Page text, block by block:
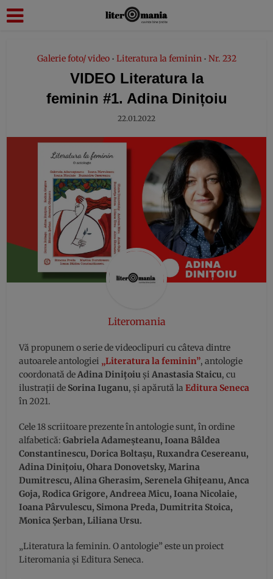
Galerie foto/ video • Literatura la feminin • Nr. 232
VIDEO Literatura la
feminin #1. Adina Dinițoiu
22.01.2022
Literomania
Vă propunem o serie de videoclipuri cu câteva dintre
autoarele antologiei „Literatura la feminin”, antologie
coordonată deAdina DinițoiușiAnastasia Staicu, cu
ilustrații de Sorina Iuganu, și apărută laEditura Seneca
în 2021.
Cele 18 scriitoare prezente în antologie sunt, în ordine
alfabetică:Gabriela Adameșteanu, Ioana Bâldea
Constantinescu, Dorica Boltașu, Ruxandra Cesereanu,
Adina Dinițoiu, Ohara Donovetsky, Marina
Dumitrescu, Alina Gherasim, Serenela Ghițeanu, Anca
Goja, Rodica Grigore, Andreea Micu, Ioana Nicolaie,
Ioana Pârvulescu, Simona Preda, Dumitrita Stoica,
Monica Șerban, Liliana Ursu.
„Literatura la feminin. O antologie” este un proiect
Literomania și Editura Seneca.
modal-check